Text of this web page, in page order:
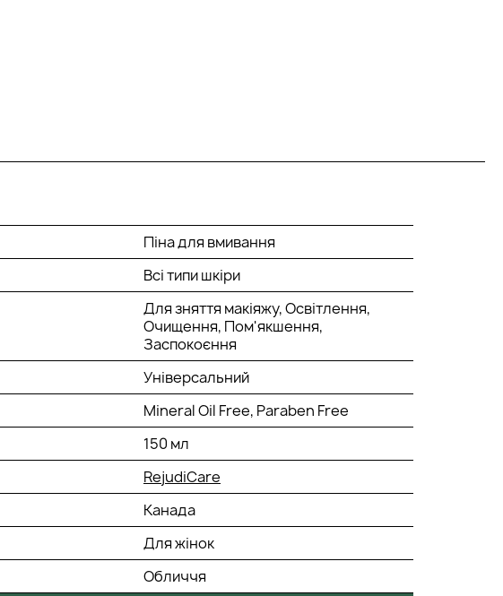
Піна для вмивання
Всі типи шкіри
Для зняття макіяжу, Освітлення,
Очищення, Пом'якшення,
Заспокоєння
Універсальний
Mineral Oil Free, Paraben Free
150 мл
RejudiCare
Канада
Для жінок
Обличчя